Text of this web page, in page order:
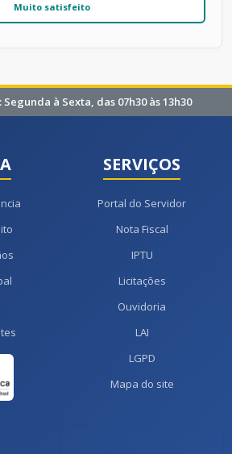
Muito satisfeito
à Sexta, das 07h30 às 13h30
SERVIÇOS
Portal do Servidor
Nota Fiscal
IPTU
Licitações
Ouvidoria
LAI
LGPD
Mapa do site